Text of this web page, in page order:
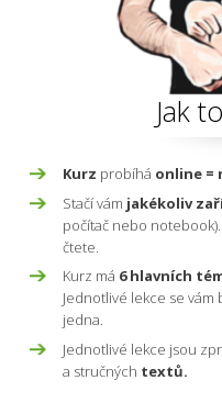
Jak
Kurz probíhá online =
Stačí vám jakékoliv
počítač nebo
čtete.
Kurz má 6 hlavních
Jednotlivé lekce se
jedna.
Jednotlivé lekce jsou
a stručných textů.